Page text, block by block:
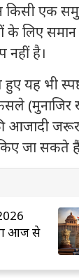
किसी एक
के लिए
नहीं है।
भी
(मुनाजिर
की आजादी
जा सकते
राय
जानिए
मंत्रालय